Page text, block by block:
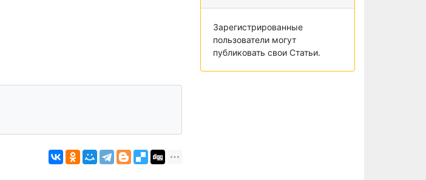
Зарегистрированные
пользователи могут
публиковать свои Статьи.